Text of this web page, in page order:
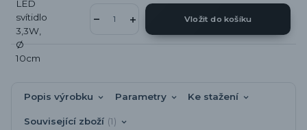
Vložit do košíku
Popis výrobku Parametry Ke stažení
Související zboží 1